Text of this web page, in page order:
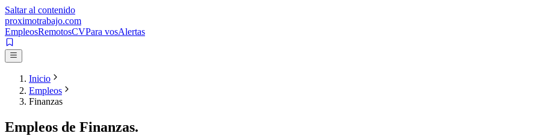
Saltar al contenido
proximotrabajo.com
EmpleosRemotosCVPara vosAlertas
Inicio
Empleos
Finanzas
Empleos de Finanzas.